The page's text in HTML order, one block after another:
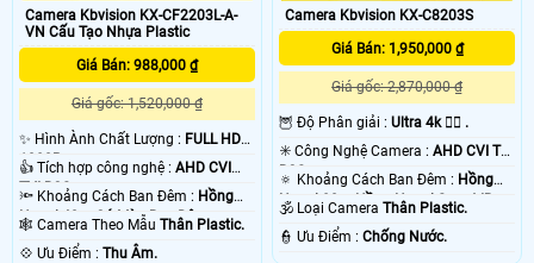
Camera Kbvision KX-CF2203L-A-
VN Cấu Tạo Nhựa Plastic
Giá Bán: 988,000 ₫
Giá gốc: 1,520,000 ₫
✨ Hình Ành Chất Lượng : FULL HD
1080P .
👍 Tích hợp công nghệ : AHD CVI
TVI BCS.
🔦 Khoảng Cách Ban Đêm : Hồng
Ngoại 40m Có Màu Ban Đêm.
🕸️ Camera Theo Mẫu Thân Plastic.
️💠 Ưu Điểm : Thu Âm.
Camera Kbvision KX-C8203S
Giá Bán: 1,950,000 ₫
Giá gốc: 2,870,000 ₫
🦉 Độ Phân giải :Ultra 4k 👍🏾 .
✳️ Công Nghệ Camera :AHD CVI TVI
BCS.
🔅 Khoảng Cách Ban Đêm : Hồng
Ngoại 80m Hồng Ngoại Smart IR.
🕉️ Loại CameraThân Plastic.
️👮 Ưu Điểm :Chống Nước.